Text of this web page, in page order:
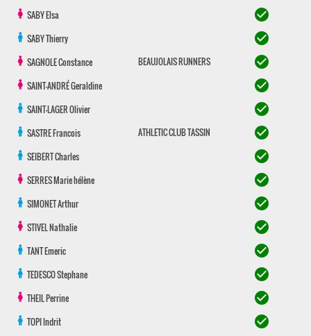
SABYElsa check_circle
SABYThierry check_circle
SAGNOLEConstance BEAUJOLAIS RUNNERS check_circle
SAINT-ANDRÉGeraldine check_circle
SAINT-LAGEROlivier check_circle
SASTREFrancois ATHLETIC CLUB TASSIN check_circle
SEIBERTCharles check_circle
SERRESMarie hélène check_circle
SIMONETArthur check_circle
STIVELNathalie check_circle
TANTEmeric check_circle
TEDESCOStephane check_circle
THEILPerrine check_circle
TOPIIndrit check_circle